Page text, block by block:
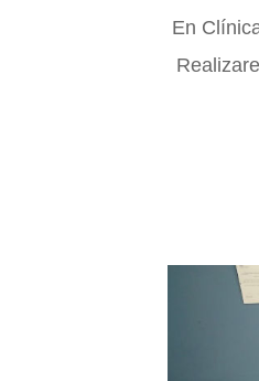
En